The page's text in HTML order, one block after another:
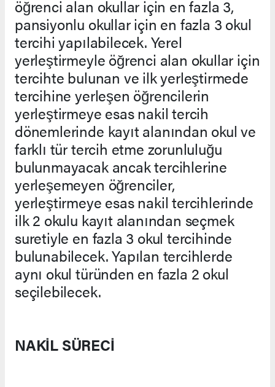
öğrenci alan okullar için en fazla 3,
pansiyonlu okullar için en fazla 3 okul
tercihi yapılabilecek. Yerel
yerleştirmeyle öğrenci alan okullar için
tercihte bulunan ve ilk yerleştirmede
tercihine yerleşen öğrencilerin
yerleştirmeye esas nakil tercih
dönemlerinde kayıt alanından okul ve
farklı tür tercih etme zorunluluğu
bulunmayacak ancak tercihlerine
yerleşemeyen öğrenciler,
yerleştirmeye esas nakil tercihlerinde
ilk 2 okulu kayıt alanından seçmek
suretiyle en fazla 3 okul tercihinde
bulunabilecek. Yapılan tercihlerde
aynı okul türünden en fazla 2 okul
seçilebilecek.
NAKİL SÜRECİ